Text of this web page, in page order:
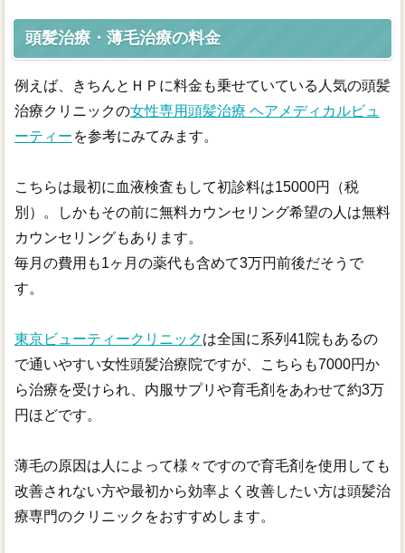
頭髪治療・薄毛治療の料金
例えば、きちんとＨＰに料金も乗せていている人気の頭髪
治療クリニックの女性専用頭髪治療 ヘアメディカルビュ
ーティー を参考にみてみます。
こちらは最初に血液検査もして初診料は15000円（税
別）。しかもその前に無料カウンセリング希望の人は無料
カウンセリングもあります。
毎月の費用も1ヶ月の薬代も含めて3万円前後だそうで
す。
東京ビューティークリニックは全国に系列41院もあるの
で通いやすい女性頭髪治療院ですが、こちらも7000円か
ら治療を受けられ、内服サプリや育毛剤をあわせて約3万
円ほどです。
薄毛の原因は人によって様々ですので育毛剤を使用しても
改善されない方や最初から効率よく改善したい方は頭髪治
療専門のクリニックをおすすめします。